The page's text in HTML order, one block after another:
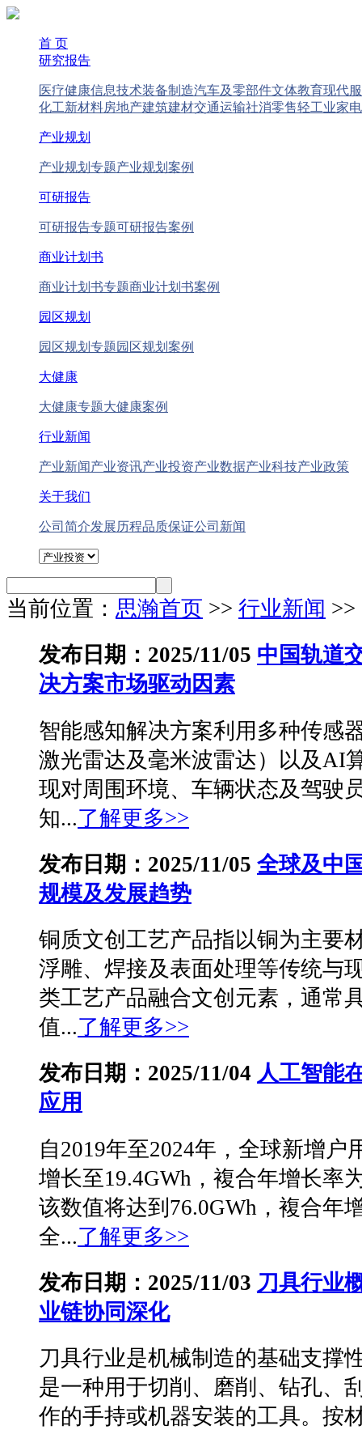
首 页
研究报告
医疗健康信息技术装备制造汽车及零部件文体教育现代
化工新材料房地产建筑建材交通运输社消零售轻工业家
产业规划
产业规划专题产业规划案例
可研报告
可研报告专题可研报告案例
商业计划书
商业计划书专题商业计划书案例
园区规划
园区规划专题园区规划案例
大健康
大健康专题大健康案例
行业新闻
产业新闻产业资讯产业投资产业数据产业科技产业政策
关于我们
公司简介发展历程品质保证公司新闻
当前位置： 思瀚首页 >> 行业新闻
发布日期：2025/11/05 中国轨道
决方案市场驱动因素
智能感知解决方案利用多种传感
激光雷达及毫米波雷达）以及AI
现对周围环境、车辆状态及驾驶
知...了解更多>>
发布日期：2025/11/05 全球及中
规模及发展趋势
铜质文创工艺产品指以铜为主要
浮雕、焊接及表面处理等传统与
类工艺产品融合文创元素，通常
值...了解更多>>
发布日期：2025/11/04 人工智能
应用
自2019年至2024年，全球新增户
增长至19.4GWh，複合年增长率
该数值将达到76.0GWh，複合年
全...了解更多>>
发布日期：2025/11/03 刀具行业
业链协同深化
刀具行业是机械制造的基础支撑
是一种用于切削、磨削、钻孔、
作的手持或机器安装的工具。按